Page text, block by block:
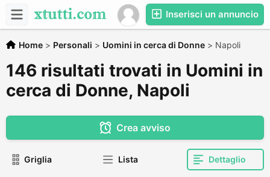
Inserisci un annuncio
Home > Personali > Uomini in cerca di Donne > Napoli
146 risultati trovati in Uomini in
cerca di Donne, Napoli
Crea avviso
Griglia Lista Dettaglio